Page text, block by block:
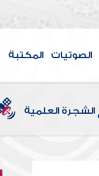
الصوتيات المكتبة
الشجرة العلمية